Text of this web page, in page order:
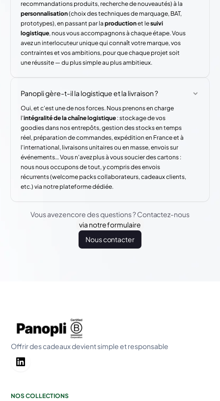
recommandations produits, recherche de nouveautés) à la
personnalisation(choix des techniques de marquage, BAT,
prototypes), en passant par laproductionet lesuivi
logistique, nous vous accompagnons à chaque étape. Vous
avez un interlocuteur unique qui connaît votre marque, vos
contraintes et vos ambitions, pour que chaque projet soit
une réussite — du plus simple au plus ambitieux.
Panopli gère-t-il la logistique et la livraison ?
Oui, et c'est une de nos forces. Nous prenons en charge
l'intégralité de la chaîne logistique : stockage de vos
goodies dans nos entrepôts, gestion des stocks en temps
réel, préparation de commandes, expédition en France et à
l'international, livraisons unitaires ou en masse, envois sur
événements… Vous n'avez plus à vous soucier des cartons :
nous nous occupons de tout, y compris des envois
récurrents (welcome packs collaborateurs, cadeaux clients,
etc.) via notre plateforme dédiée.
Vous avez encore des questions ? Contactez-nous
via notre formulaire
Nous contacter
Offrir des cadeaux devient simple et responsable
NOS COLLECTIONS